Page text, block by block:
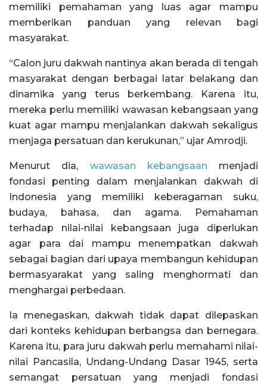
memiliki pemahaman yang luas agar mampu
memberikan panduan yang relevan bagi
masyarakat.
“Calon juru dakwah nantinya akan berada di tengah
masyarakat dengan berbagai latar belakang dan
dinamika yang terus berkembang. Karena itu,
mereka perlu memiliki wawasan kebangsaan yang
kuat agar mampu menjalankan dakwah sekaligus
menjaga persatuan dan kerukunan,” ujar Amrodji.
Menurut dia, wawasan kebangsaan menjadi
fondasi penting dalam menjalankan dakwah di
Indonesia yang memiliki keberagaman suku,
budaya, bahasa, dan agama. Pemahaman
terhadap nilai-nilai kebangsaan juga diperlukan
agar para dai mampu menempatkan dakwah
sebagai bagian dari upaya membangun kehidupan
bermasyarakat yang saling menghormati dan
menghargai perbedaan.
Ia menegaskan, dakwah tidak dapat dilepaskan
dari konteks kehidupan berbangsa dan bernegara.
Karena itu, para juru dakwah perlu memahami nilai-
nilai Pancasila, Undang-Undang Dasar 1945, serta
semangat persatuan yang menjadi fondasi